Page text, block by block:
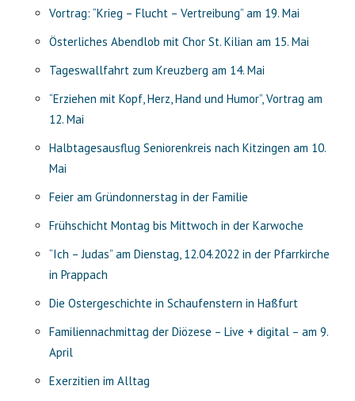
Vortrag: “Krieg – Flucht – Vertreibung” am 19. Mai
Österliches Abendlob mit Chor St. Kilian am 15. Mai
Tageswallfahrt zum Kreuzberg am 14. Mai
“Erziehen mit Kopf, Herz, Hand und Humor”, Vortrag am
12. Mai
Halbtagesausflug Seniorenkreis nach Kitzingen am 10.
Mai
Feier am Gründonnerstag in der Familie
Frühschicht Montag bis Mittwoch in der Karwoche
“Ich – Judas” am Dienstag, 12.04.2022 in der Pfarrkirche
in Prappach
Die Ostergeschichte in Schaufenstern in Haßfurt
Familiennachmittag der Diözese – Live + digital – am 9.
April
Exerzitien im Alltag